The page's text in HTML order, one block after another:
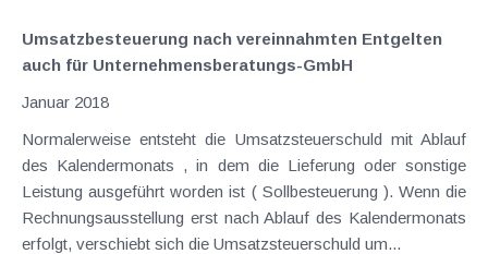
Umsatzbesteuerung nach vereinnahmten Entgelten
auch für Unternehmensberatungs-GmbH
Januar 2018
Normalerweise entsteht die Umsatzsteuerschuld mit Ablauf
des Kalendermonats , in dem die Lieferung oder sonstige
Leistung ausgeführt worden ist ( Sollbesteuerung ). Wenn die
Rechnungsausstellung erst nach Ablauf des Kalendermonats
erfolgt, verschiebt sich die Umsatzsteuerschuld um...